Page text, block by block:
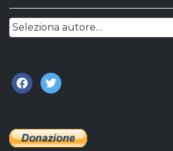
facebook
twitter